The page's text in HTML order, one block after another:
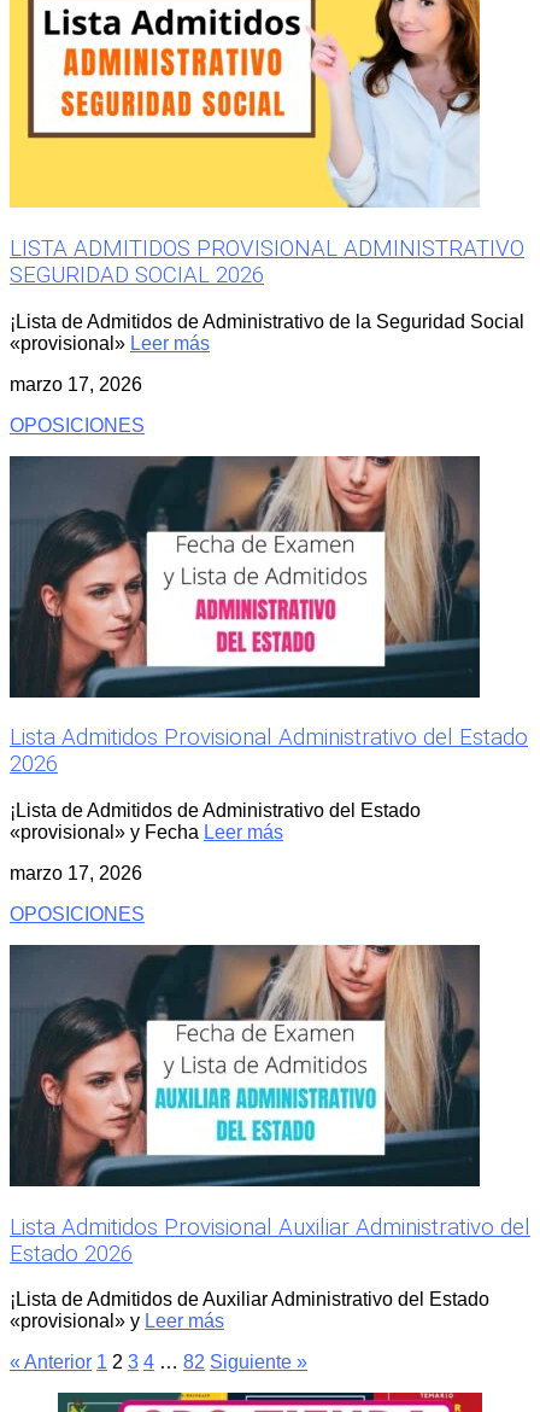
LISTA ADMITIDOS PROVISIONAL ADMINISTRATIVO
SEGURIDAD SOCIAL 2026
¡Lista de Admitidos de Administrativo de la Seguridad Social
«provisional» Leer más
marzo 17, 2026
OPOSICIONES
Lista Admitidos Provisional Administrativo del Estado
2026
¡Lista de Admitidos de Administrativo del Estado
«provisional» y Fecha Leer más
marzo 17, 2026
OPOSICIONES
Lista Admitidos Provisional Auxiliar Administrativo del
Estado 2026
¡Lista de Admitidos de Auxiliar Administrativo del Estado
«provisional» y Leer más
« Anterior 1 2 3 4 … 82 Siguiente »